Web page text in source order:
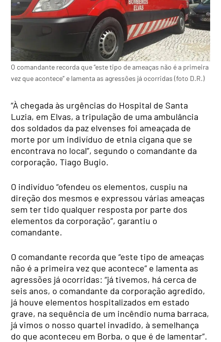
O comandante recorda que “este tipo de ameaças não é a primeira
vez que acontece” e lamenta as agressões já ocorridas (foto D.R.)
“À chegada às urgências do Hospital de Santa
Luzia, em Elvas, a tripulação de uma ambulância
dos soldados da paz elvenses foi ameaçada de
morte por um indivíduo de etnia cigana que se
encontrava no local”, segundo o comandante da
corporação, Tiago Bugio.
O indivíduo “ofendeu os elementos, cuspiu na
direção dos mesmos e expressou várias ameaças
sem ter tido qualquer resposta por parte dos
elementos da corporação”, garantiu o
comandante.
O comandante recorda que “este tipo de ameaças
não é a primeira vez que acontece” e lamenta as
agressões já ocorridas: “já tivemos, há cerca de
seis anos, o comandante da corporação agredido,
já houve elementos hospitalizados em estado
grave, na sequência de um incêndio numa barraca,
já vimos o nosso quartel invadido, à semelhança
do que aconteceu em Borba, o que é de lamentar”.